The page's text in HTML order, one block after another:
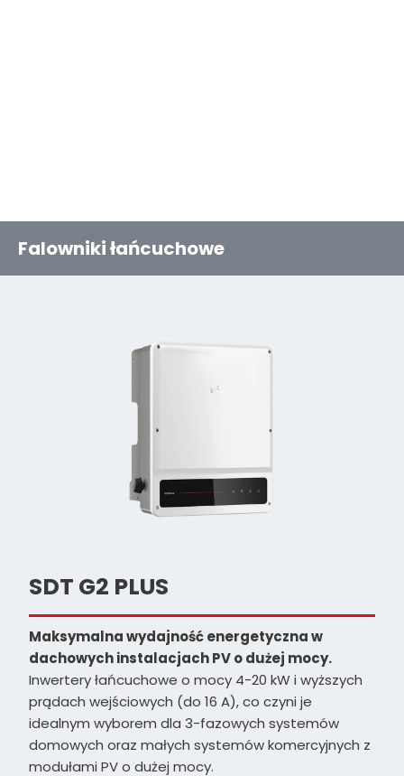
Falowniki łańcuchowe
SDT G2 PLUS
Maksymalna wydajność energetyczna w
dachowych instalacjach PV o dużej mocy.
Inwertery łańcuchowe o mocy 4-20 kW i wyższych
prądach wejściowych (do 16 A), co czyni je
idealnym wyborem dla 3-fazowych systemów
domowych oraz małych systemów komercyjnych z
modułami PV o dużej mocy.